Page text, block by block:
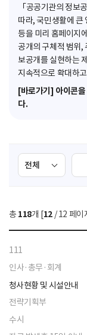
「공공기관의 정보
따라, 국민생활에 큰
등을 미리 홈페이지
공개의 구체적 범위,
보공개를 실현하는
지속적으로 확대하
[바로가기] 아이콘을
다.
검
색
선
택
색
총 118개 [12 / 12 페이
111
인사·총무·회계
청사현황 및 시설안내
전략기획부
수시